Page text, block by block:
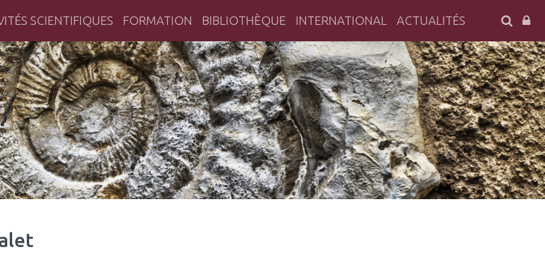
historique en Bretagne
SCIENTIFIQUES FORMATION BIBLIOTHÈQUE INTERNATIONAL ACTUALITÉS